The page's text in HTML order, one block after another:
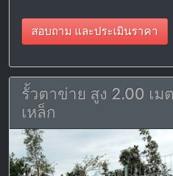
สอบถาม และประเมินราคา
รั้วตาข่าย สูง 2.00 เม
เหล็ก